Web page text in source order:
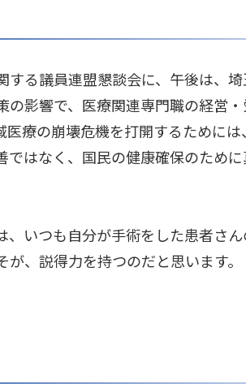
る議員連盟懇談会に、午後は、
影響で、医療関連専門職の経営
療の崩壊危機を打開するために
はなく、国民の健康確保のため
いつも自分が手術をした患者さ
、説得力を持つのだと思います。